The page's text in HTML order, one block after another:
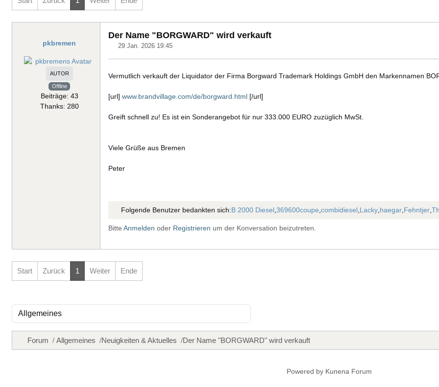
pkbremen
AUTOR
Offline
Beiträge: 43
Thanks: 280
Der Name "BORGWARD" wird verkauft
29 Jan. 2026 19:45
Vermutlich verkauft der Liquidator der Firma Borgward Trademark Holdings GmbH den Markennamen
[url] www.brandvillage.com/de/borgward.html [/url]
Greift schnell zu! Es ist ein Sonderangebot für nur 333.000 EURO zuzüglich MwSt.
Viele Grüße aus Bremen
Peter
Folgende Benutzer bedankten sich:B 2000 Diesel, 369600coupe combidiesel, Lacky, haegar, Fehntjer,
Bitte Anmelden oder Registrieren um der Konversation beizutreten.
Start Zurück 1 Weiter Ende
Forum Allgemeines Neuigkeiten & Aktuelles Der Name "BORGWARD" wird verkauft
Powered by Kunena Forum